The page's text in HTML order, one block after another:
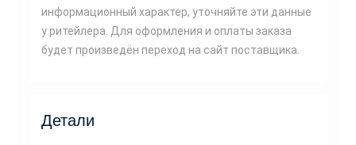
информационный характер, уточняйте эти данные
у ритейлера. Для оформления и оплаты заказа
будет произведён переход на сайт поставщика.
Детали